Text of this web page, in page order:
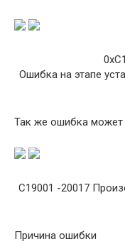
Ошибка на этапе
Так же ошибка может
C19001 -20017
Причина ошибки